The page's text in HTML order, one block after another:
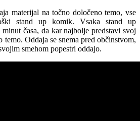
materijal na točno določeno temo, vse
stand up komik. Vsaka stand up
časa, da kar najbolje predstavi svoj
temo. Oddaja se snema pred občinstvom,
smehom popestri oddajo.